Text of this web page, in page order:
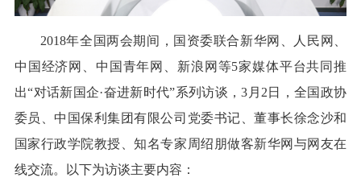
2018年全国两会期间，国资委联合新华网、人民网、
中国经济网、中国青年网、新浪网等5家媒体平台共同推
出“对话新国企·奋进新时代”系列访谈，3月2日，全国政协
委员、中国保利集团有限公司党委书记、董事长徐念沙和
国家行政学院教授、知名专家周绍朋做客新华网与网友在
线交流。以下为访谈主要内容：